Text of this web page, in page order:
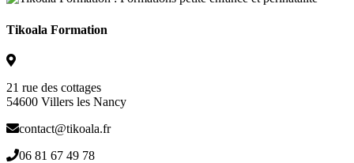
Tikoala Formation
21 rue des cottages
54600 Villers les Nancy
contact@tikoala.fr
06 81 67 49 78